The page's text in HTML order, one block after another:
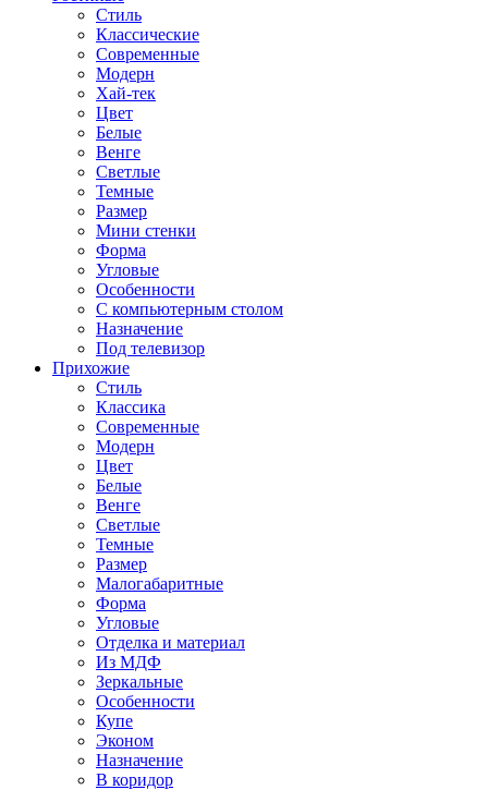
Стиль
Классические
Современные
Модерн
Хай-тек
Цвет
Белые
Венге
Светлые
Темные
Размер
Мини стенки
Форма
Угловые
Особенности
С компьютерным столом
Назначение
Под телевизор
Прихожие
Стиль
Классика
Современные
Модерн
Цвет
Белые
Венге
Светлые
Темные
Размер
Малогабаритные
Форма
Угловые
Отделка и материал
Из МДФ
Зеркальные
Особенности
Купе
Эконом
Назначение
В коридор